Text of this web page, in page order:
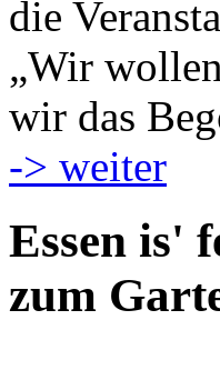
die
„Wir
wir das
-> weiter
Essen is'
zum